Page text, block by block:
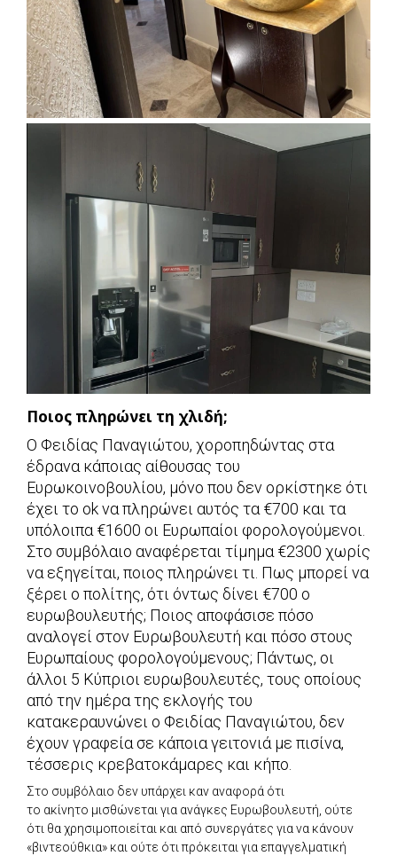
Ποιος πληρώνει τη χλιδή;
Ο Φειδίας Παναγιώτου, χοροπηδώντας στα
έδρανα κάποιας αίθουσας του
Ευρωκοινοβουλίου, μόνο που δεν ορκίστηκε ότι
έχει το ok να πληρώνει αυτός τα €700 και τα
υπόλοιπα €1600 οι Ευρωπαίοι φορολογούμενοι.
Στο συμβόλαιο αναφέρεται τίμημα €2300 χωρίς
να εξηγείται, ποιος πληρώνει τι. Πως μπορεί να
ξέρει ο πολίτης, ότι όντως δίνει €700 ο
ευρωβουλευτής; Ποιος αποφάσισε πόσο
αναλογεί στον Ευρωβουλευτή και πόσο στους
Ευρωπαίους φορολογούμενους; Πάντως, οι
άλλοι 5 Κύπριοι ευρωβουλευτές, τους οποίους
από την ημέρα της εκλογής του
κατακεραυνώνει ο Φειδίας Παναγιώτου, δεν
έχουν γραφεία σε κάποια γειτονιά με πισίνα,
τέσσερις κρεβατοκάμαρες και κήπο.
Στο συμβόλαιο δεν υπάρχει καν αναφορά ότι
το ακίνητο μισθώνεται για ανάγκες Ευρωβουλευτή, ούτε
ότι θα χρησιμοποιείται και από συνεργάτες για να κάνουν
«βιντεούθκια» και ούτε ότι πρόκειται για επαγγελματική